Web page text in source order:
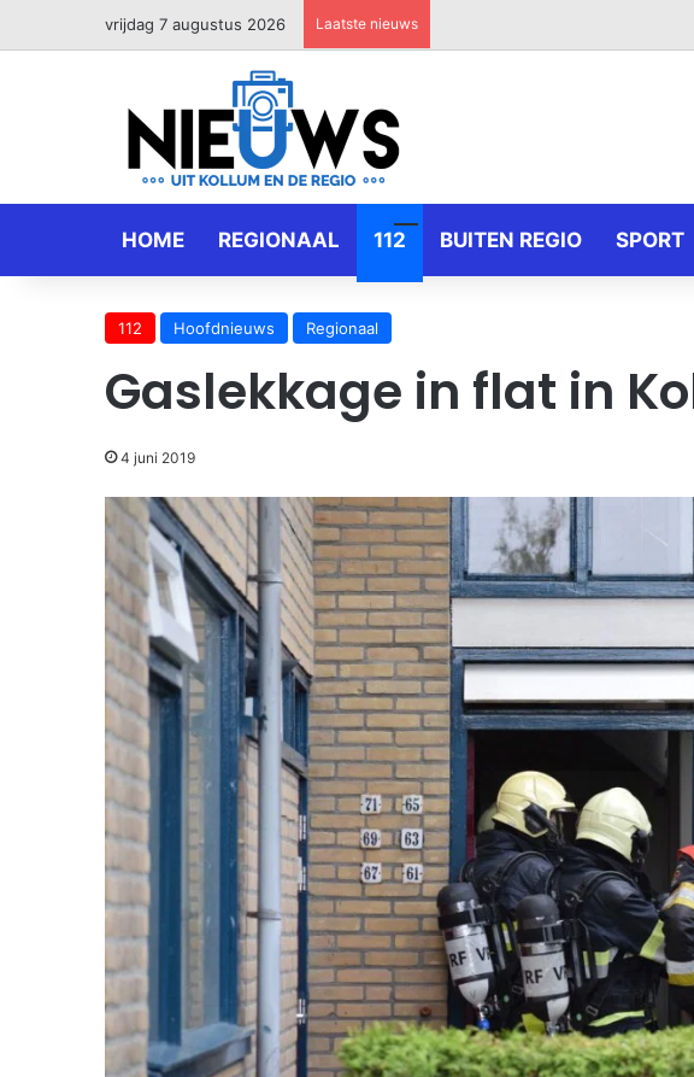
vrijdag 7 augustus 2026 Laatste nieuws
HOME REGIONAAL 112 BUITEN REGIO SPORT
112 Hoofdnieuws Regionaal
Gaslekkage in flat in
4 juni 2019